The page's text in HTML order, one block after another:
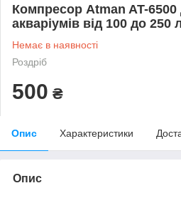
Компресор Atman AT-
акваріумів від 100 до 250
Немає в наявності
Роздріб
500 ₴
Опис Характеристики
Опис